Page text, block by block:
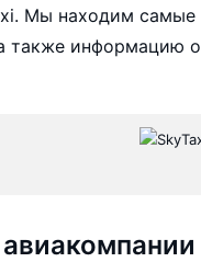
Мы находим самые
также информацию о